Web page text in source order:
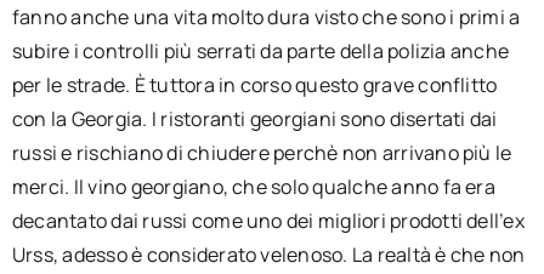
fanno anche una vita molto dura visto che sono i primi a
subire i controlli più serrati da parte della polizia anche
per le strade. È tuttora in corso questo grave conflitto
con la Georgia. I ristoranti georgiani sono disertati dai
russi e rischiano di chiudere perchè non arrivano più le
merci. Il vino georgiano, che solo qualche anno fa era
decantato dai russi come uno dei migliori prodotti dell’ex
Urss, adesso è considerato velenoso. La realtà è che non